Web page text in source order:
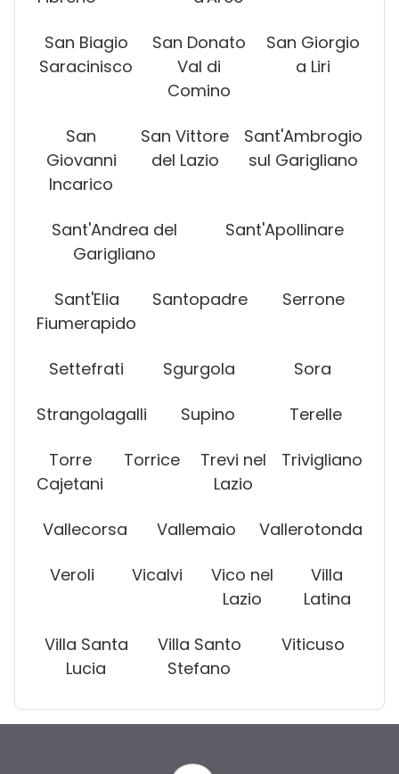
San Biagio
Saracinisco
San Donato
Val di
Comino
San Giorgio
a Liri
San
Giovanni
Incarico
San Vittore
del Lazio
Sant'Ambrogio
sul Garigliano
Sant'Andrea del
Garigliano
Sant'Apollinare
Sant'Elia
Fiumerapido
Santopadre Serrone
Settefrati Sgurgola Sora
Strangolagalli Supino Terelle
Torre
Cajetani
Torrice
Trevi nel
Lazio
Trivigliano
Vallecorsa Vallemaio Vallerotonda
Veroli Vicalvi
Vico nel
Lazio
Villa
Latina
Villa Santa
Lucia
Villa Santo
Stefano
Viticuso